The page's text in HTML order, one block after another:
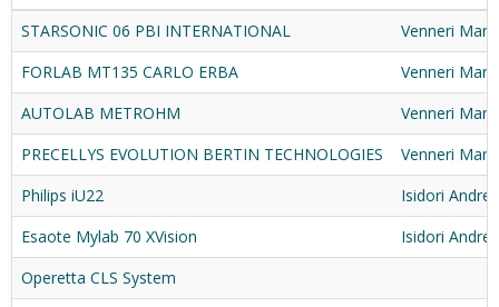
STARSONIC 06 PBI INTERNATIONAL
Venneri
FORLAB MT135 CARLO ERBA
Venneri
AUTOLAB METROHM
Venneri
PRECELLYS EVOLUTION BERTIN TECHNOLOGIES
Venneri
Philips iU22
Isidori Andrea
Esaote Mylab 70 XVision
Isidori Andrea
Operetta CLS System